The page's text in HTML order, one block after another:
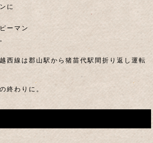
に
ーマン
西線は郡山駅から猪苗代駅間折り返し運転
終わりに。